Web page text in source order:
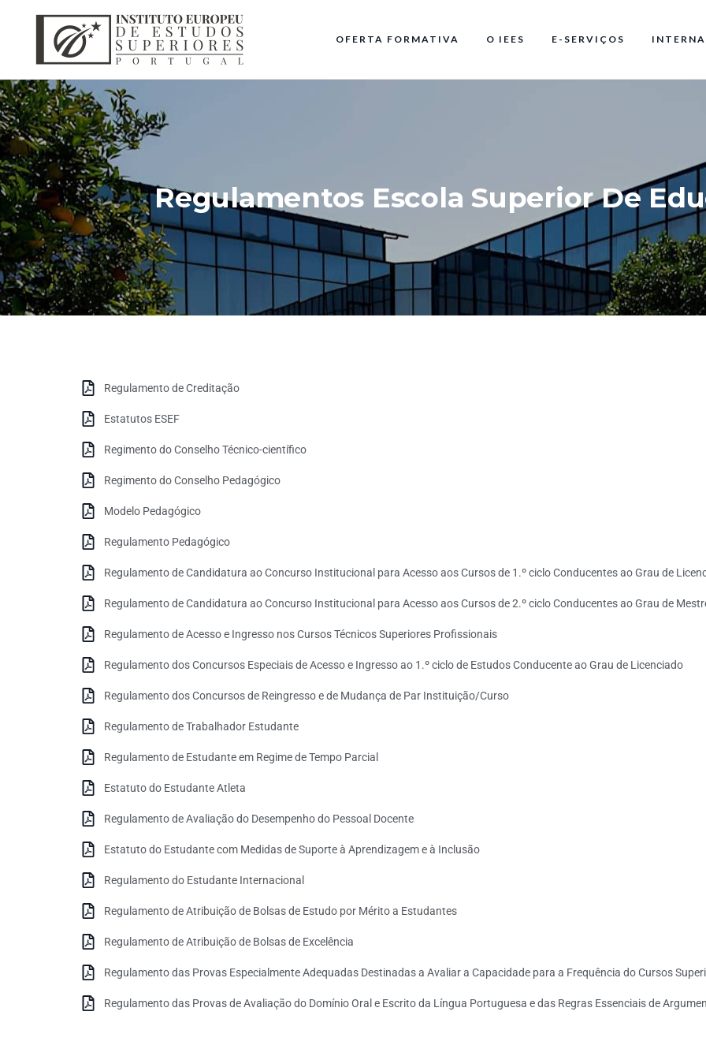
OFERTA FORMATIVA O IEES E-SERVIÇOS
Regulamentos Escola Superior De
Regulamento de Creditação
Estatutos ESEF
Regimento do Conselho Técnico-científico
Regimento do Conselho Pedagógico
Modelo Pedagógico
Regulamento Pedagógico
Regulamento de Candidatura ao Concurso Institucional para Acesso aos Cursos de 1.º ciclo Conducentes ao Grau de
Regulamento de Candidatura ao Concurso Institucional para Acesso aos Cursos de 2.º ciclo Conducentes ao Grau de
Regulamento de Acesso e Ingresso nos Cursos Técnicos Superiores Profissionais
Regulamento dos Concursos Especiais de Acesso e Ingresso ao 1.º ciclo de Estudos Conducente ao Grau de Licenciado
Regulamento dos Concursos de Reingresso e de Mudança de Par Instituição/Curso
Regulamento de Trabalhador Estudante
Regulamento de Estudante em Regime de Tempo Parcial
Estatuto do Estudante Atleta
Regulamento de Avaliação do Desempenho do Pessoal Docente
Estatuto do Estudante com Medidas de Suporte à Aprendizagem e à Inclusão
Regulamento do Estudante Internacional
Regulamento de Atribuição de Bolsas de Estudo por Mérito a Estudantes
Regulamento de Atribuição de Bolsas de Excelência
Regulamento das Provas Especialmente Adequadas Destinadas a Avaliar a Capacidade para a Frequência do Cursos
Regulamento das Provas de Avaliação do Domínio Oral e Escrito da Língua Portuguesa e das Regras Essenciais de